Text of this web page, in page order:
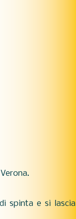
spinta e si lascia